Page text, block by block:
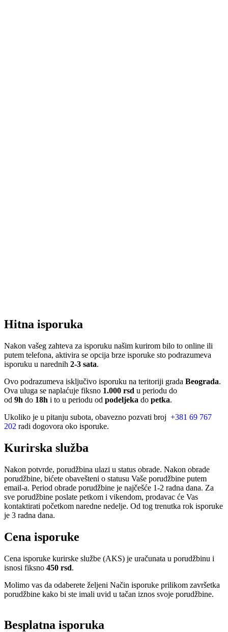
Hitna isporuka
Nakon vašeg zahteva za isporuku našim kurirom bilo to online ili
putem telefona, aktivira se opcija brze isporuke sto podrazumeva
isporuku u narednih 2-3 sata.
Ovo podrazumeva isključivo isporuku na teritoriji grada Beograda.
Ova uluga se naplaćuje fiksno 1.000 rsd u periodu do
od 9h do 18h i to u periodu od podeljeka do petka.
Ukoliko je u pitanju subota, obavezno pozvati broj +381 69 767
202 radi dogovora oko isporuke.
Kurirska služba
Nakon potvrde, porudžbina ulazi u status obrade. Nakon obrade
porudžbine, bićete obavešteni o statusu Vaše porudžbine putem
email-a. Period obrade porudžbine je najčešće 1-2 radna dana. Za
sve porudžbine poslate petkom i vikendom, prodavac će Vas
kontaktirati početkom naredne nedelje. Od tog trenutka rok isporuke
je 3 radna dana.
Cena isporuke
Cena isporuke kurirske službe (AKS) je uračunata u porudžbinu i
isnosi fiksno 450 rsd.
Molimo vas da odaberete željeni Način isporuke prilikom završetka
porudžbine kako bi ste imali uvid u tačan iznos svoje porudžbine.
Besplatna isporuka